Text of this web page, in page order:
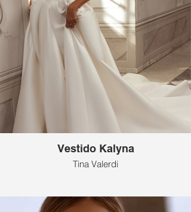
Vestido Kalyna
Tina Valerdi